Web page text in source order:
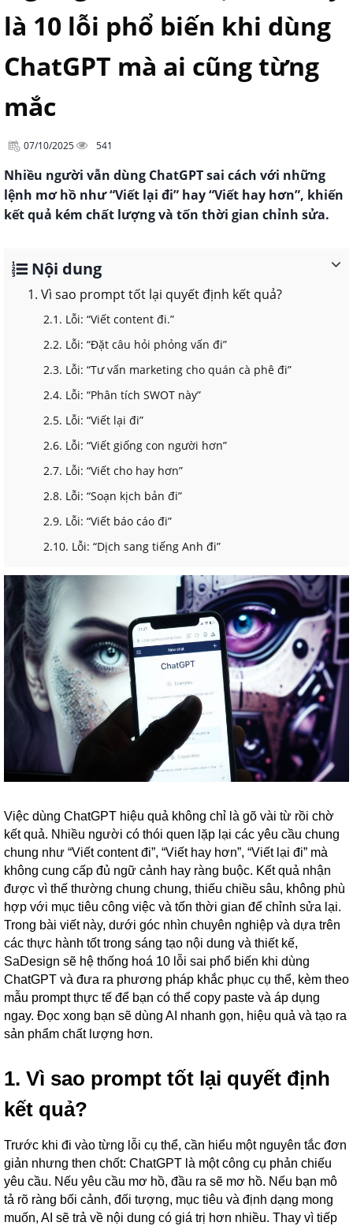
là 10 lỗi phổ biến khi dùng
ChatGPT mà ai cũng từng
mắc
07/10/2025 541
Nhiều người vẫn dùng ChatGPT sai cách với những
lệnh mơ hồ như “Viết lại đi” hay “Viết hay hơn”, khiến
kết quả kém chất lượng và tốn thời gian chỉnh sửa.
Nội dung
1. Vì sao prompt tốt lại quyết định kết quả?
2.1. Lỗi: “Viết content đi.”
2.2. Lỗi: “Đặt câu hỏi phỏng vấn đi”
2.3. Lỗi: “Tư vấn marketing cho quán cà phê đi”
2.4. Lỗi: “Phân tích SWOT này”
2.5. Lỗi: “Viết lại đi”
2.6. Lỗi: “Viết giống con người hơn”
2.7. Lỗi: “Viết cho hay hơn”
2.8. Lỗi: “Soạn kịch bản đi”
2.9. Lỗi: “Viết báo cáo đi”
2.10. Lỗi: “Dịch sang tiếng Anh đi”
Việc dùng ChatGPT hiệu quả không chỉ là gõ vài từ rồi chờ
kết quả. Nhiều người có thói quen lặp lại các yêu cầu chung
chung như “Viết content đi”, “Viết hay hơn”, “Viết lại đi” mà
không cung cấp đủ ngữ cảnh hay ràng buộc. Kết quả nhận
được vì thế thường chung chung, thiếu chiều sâu, không phù
hợp với mục tiêu công việc và tốn thời gian để chỉnh sửa lại.
Trong bài viết này, dưới góc nhìn chuyên nghiệp và dựa trên
các thực hành tốt trong sáng tạo nội dung và thiết kế,
SaDesign sẽ hệ thống hoá 10 lỗi sai phổ biến khi dùng
ChatGPT và đưa ra phương pháp khắc phục cụ thể, kèm theo
mẫu prompt thực tế để bạn có thể copy paste và áp dụng
ngay. Đọc xong bạn sẽ dùng AI nhanh gọn, hiệu quả và tạo ra
sản phẩm chất lượng hơn.
1. Vì sao prompt tốt lại quyết định
kết quả?
Trước khi đi vào từng lỗi cụ thể, cần hiểu một nguyên tắc đơn
giản nhưng then chốt: ChatGPT là một công cụ phản chiếu
yêu cầu. Nếu yêu cầu mơ hồ, đầu ra sẽ mơ hồ. Nếu bạn mô
tả rõ ràng bối cảnh, đối tượng, mục tiêu và định dạng mong
muốn, AI sẽ trả về nội dung có giá trị hơn nhiều. Thay vì tiếp